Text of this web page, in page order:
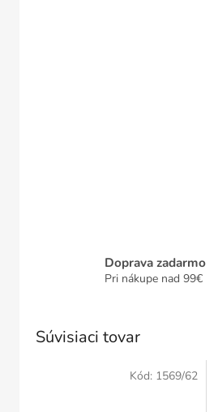
Doprava zadarmo
Pri nákupe nad 99€
Súvisiaci tovar
Kód: 1569/62